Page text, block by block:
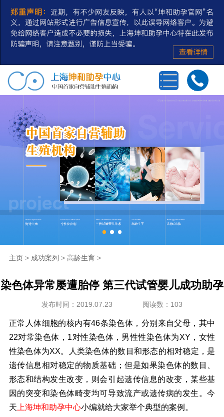
第三方辅助生殖
私人定制
冻卵/冻精
新闻资讯
走进坤和
联系我们
主页> 成功案列 > 高龄生育>
染色体异常屡遭胎停 第三代试管婴儿成功助孕
发布时间：2019.07.23 阅读数：103
正常人体细胞的核内有46条染色体，分别来自父母，其中
22对常染色体，1对性染色体，男性性染色体为XY，女性
性染色体为XX。人类染色体的数目和形态的相对稳定，是
遗传信息相对稳定的物质基础；但是如果染色体的数目、
形态和结构发生改变，则会引起遗传信息的改变，某些基
因的突变和染色体畸变均可导致流产或遗传病的发生。今
天 上海坤和助孕中心小编就给大家举个典型的案例。